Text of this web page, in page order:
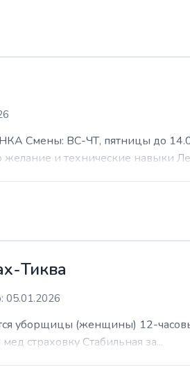
ВС-ЧТ, пятницы до 14.00
желание и технические навыки
Тиква
05.01.2026
уборщицы (женщины) 12-
страховку Стабильная за...